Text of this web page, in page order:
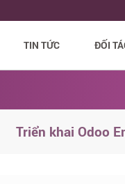
TIN TỨC ĐỐI
Triển khai Odoo